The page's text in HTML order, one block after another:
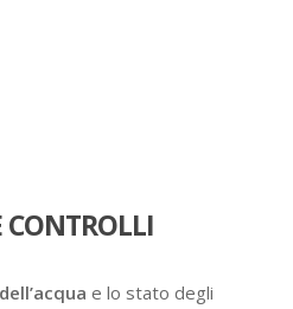
e lo stato degli